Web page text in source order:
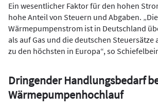
Ein wesentlicher Faktor für den hohen
hohe Anteil von Steuern und Abgaben.
Wärmepumpenstrom ist in Deutschland
als auf Gas und die deutschen Steuersätze
zu den höchsten in Europa“, so
Dringender Handlungsbedarf
Wärmepumpenhochlauf